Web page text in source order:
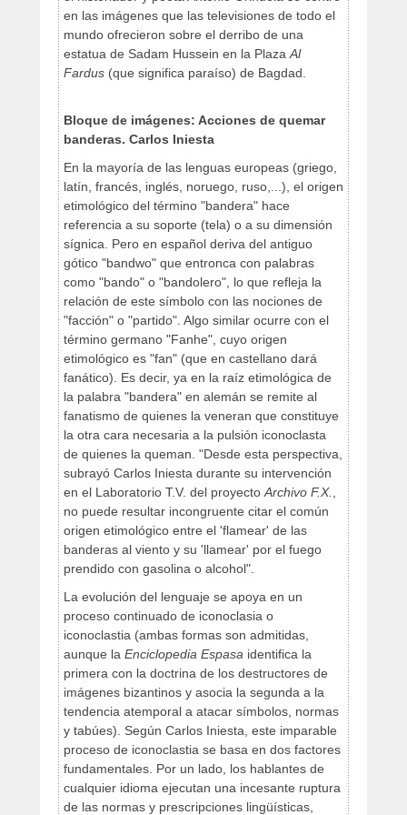
en las imágenes que las televisiones de todo el
mundo ofrecieron sobre el derribo de una
estatua de Sadam Hussein en la Plaza Al
Fardus (que significa paraíso) de Bagdad.
Bloque de imágenes: Acciones de quemar
banderas. Carlos Iniesta
En la mayoría de las lenguas europeas (griego,
latín, francés, inglés, noruego, ruso,...), el origen
etimológico del término "bandera" hace
referencia a su soporte (tela) o a su dimensión
sígnica. Pero en español deriva del antiguo
gótico "bandwo" que entronca con palabras
como "bando" o "bandolero", lo que refleja la
relación de este símbolo con las nociones de
"facción" o "partido". Algo similar ocurre con el
término germano "Fanhe", cuyo origen
etimológico es "fan" (que en castellano dará
fanático). Es decir, ya en la raíz etimológica de
la palabra "bandera" en alemán se remite al
fanatismo de quienes la veneran que constituye
la otra cara necesaria a la pulsión iconoclasta
de quienes la queman. "Desde esta perspectiva,
subrayó Carlos Iniesta durante su intervención
en el Laboratorio T.V. del proyecto Archivo F.X.
no puede resultar incongruente citar el común
origen etimológico entre el 'flamear' de las
banderas al viento y su 'llamear' por el fuego
prendido con gasolina o alcohol".
La evolución del lenguaje se apoya en un
proceso continuado de iconoclasia o
iconoclastia (ambas formas son admitidas,
aunque la Enciclopedia Espasa identifica la
primera con la doctrina de los destructores de
imágenes bizantinos y asocia la segunda a la
tendencia atemporal a atacar símbolos, normas
y tabúes). Según Carlos Iniesta, este imparable
proceso de iconoclastia se basa en dos factores
fundamentales. Por un lado, los hablantes de
cualquier idioma ejecutan una incesante ruptura
de las normas y prescripciones lingüísticas,